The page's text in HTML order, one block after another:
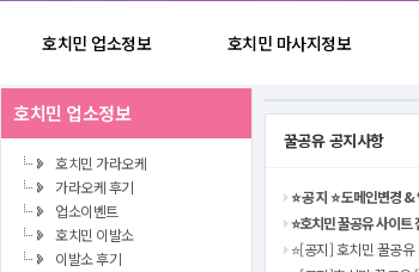
호치민 업소정보 호치민 마사지정보
호치민 업소정보
호치민 가라오케
가라오케 후기
업소이벤트
호치민 이발소
이발소 후기
꿀공유 공지사항
⭐️ 공 지 ⭐️ 도메인변경
⭐️호치민 꿀공유 사이트
⭐️[공지] 호치민 꿀공